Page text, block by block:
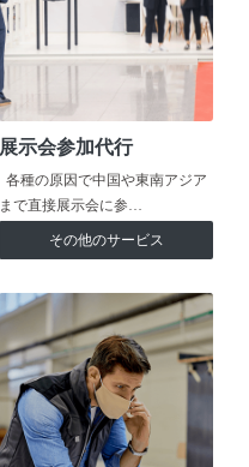
展示会参加代行
各種の原因で中国や東南アジア
まで直接展示会に参…
その他のサービス